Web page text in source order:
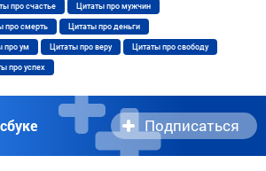
про счастье Цитаты про мужчин
про смерть Цитаты про деньги
про ум Цитаты про веру Цитаты про свободу
про успех
Подписаться